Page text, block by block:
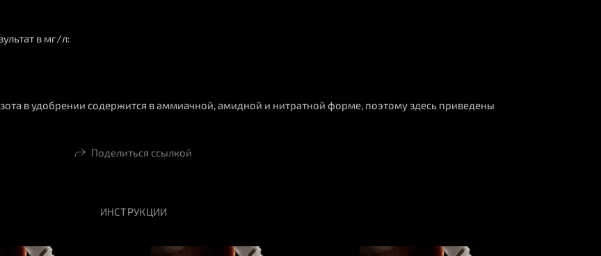
в мг/л:
в удобрении содержится в аммиачной, амидной и нитратной форме, поэтому здесь приведены
Поделиться ссылкой
ИНСТРУКЦИИ